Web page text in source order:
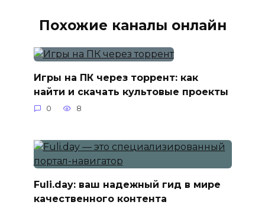
Похожие каналы онлайн
Игры на ПК через торрент: как
найти и скачать культовые проекты
0 8
Fuli.day: ваш надежный гид в мире
качественного контента